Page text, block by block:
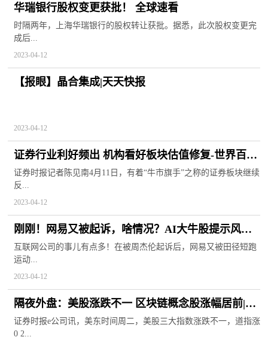
华瑞银行股权变更获批！ 全球速看
时隔两年，上海华瑞银行的股权转让获批。据悉，此次股权变更完
成后...
2023-04-12
【报眼】晶合集成|天天快报
2023-04-12
证券行业利好频出 机构看好板块估值修复-世界百事
通
证券时报记者陈见南4月11日，有着“牛市旗手”之称的证券板块继续
反...
2023-04-12
刚刚！网易又被起诉，啥情况？AI大牛股提示风
险，机构资金火速逃离，最热板块要熄火？-每日快
讯
互联网公司的事儿有点多！在被周杰伦起诉后，网易又被田径短跑
运动...
2023-04-12
隔夜外盘：美股涨跌不一 区块链概念股涨幅居前|当
前动态
证券时报e公司讯，美东时间周二，美股三大指数涨跌不一，道指涨
0 2...